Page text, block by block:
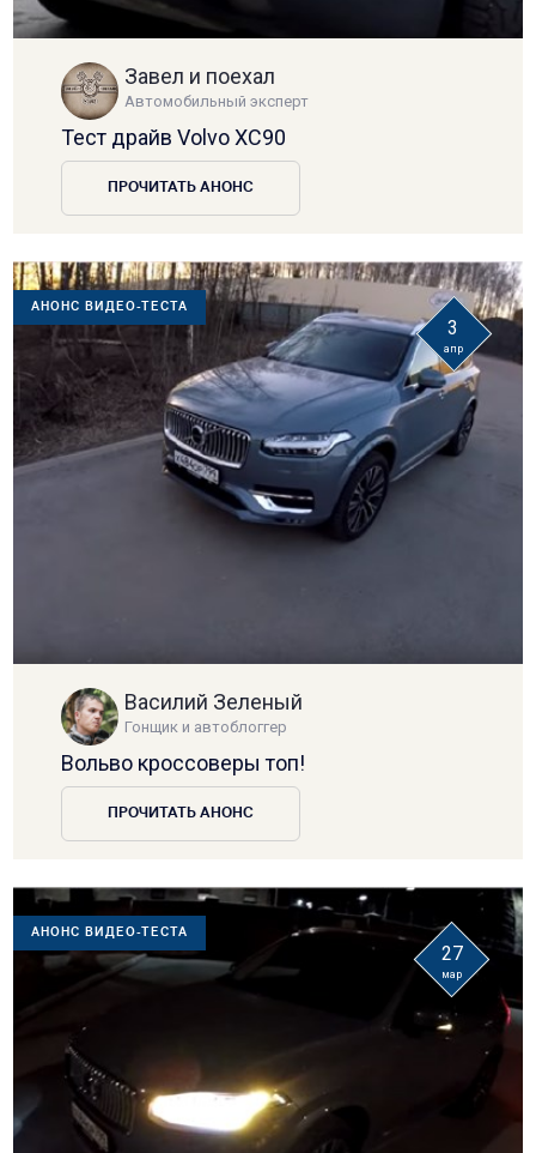
Завел и поехал
Автомобильный эксперт
Тест драйв Volvo XC90
ПРОЧИТАТЬ АНОНС
АНОНС ВИДЕО-ТЕСТА
3
апр
Василий Зеленый
Гонщик и автоблоггер
Вольво кроссоверы топ!
ПРОЧИТАТЬ АНОНС
АНОНС ВИДЕО-ТЕСТА
27
мар